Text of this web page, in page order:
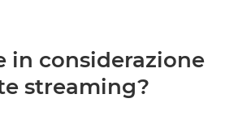
in considerazione
streaming?